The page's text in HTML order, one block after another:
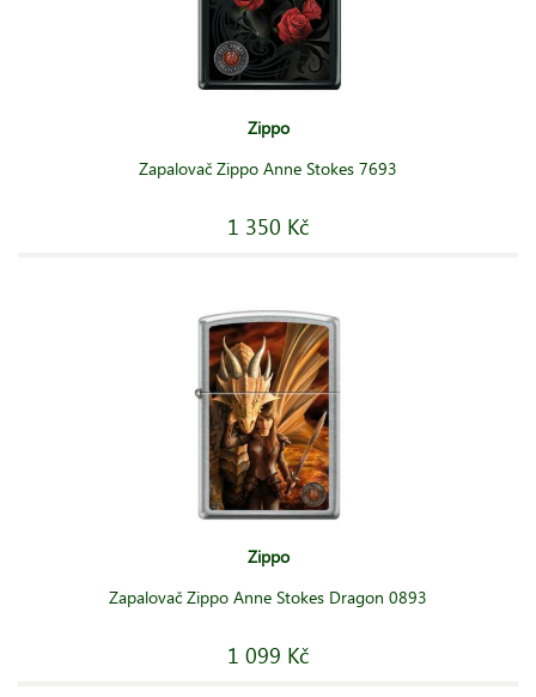
Zippo
Zapalovač Zippo Anne Stokes 7693
1 350 Kč
Zippo
Zapalovač Zippo Anne Stokes Dragon 0893
1 099 Kč